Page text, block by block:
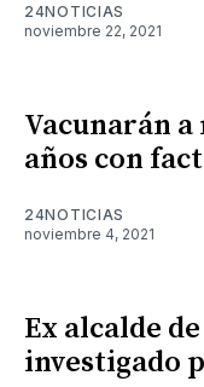
24NOTICIAS
noviembre 22, 2021
Vacunarán a
años con
24NOTICIAS
noviembre 4, 2021
Ex alcalde
investigado